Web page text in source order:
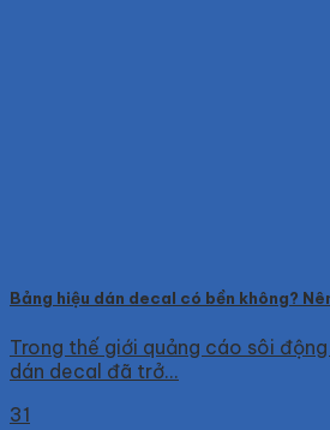
Bảng hiệu dán decal có bền không?
Trong thế giới quảng cáo sôi
dán decal đã trở...
31